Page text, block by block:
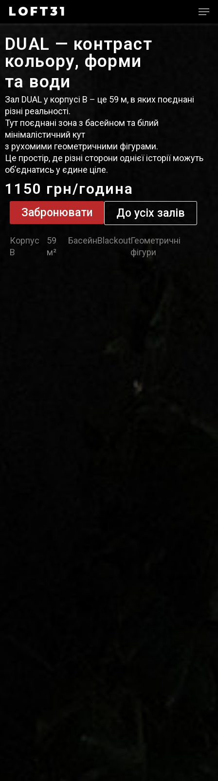
LOFT31
DUAL — контраст
кольору, форми
та води
Зал DUAL у корпусі B – це 59 м, в яких поєднані
різні реальності.
Тут поєднані зона з басейномта білий
мінімалістичний кут
з рухомими геометричними фігурами.
Це простір, де різні сторони однієї історії можуть
об’єднатись у єдине ціле.
1150 грн/година
Забронювати До усіх залів
Корпус
В
59
м²
БасейнBlackoutГеометричні
фігури